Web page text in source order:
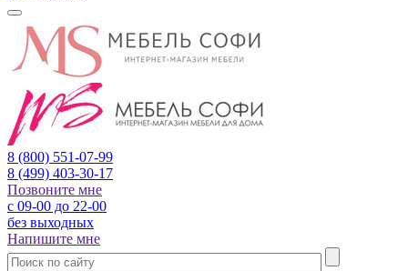
8 (800) 551-07-99
8 (499) 403-30-17
Позвоните мне
с 09-00 до 22-00
без выходных
Напишите мне